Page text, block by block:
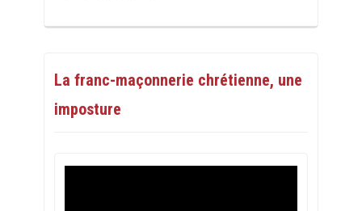
La franc-maçonnerie chrétienne, une
imposture